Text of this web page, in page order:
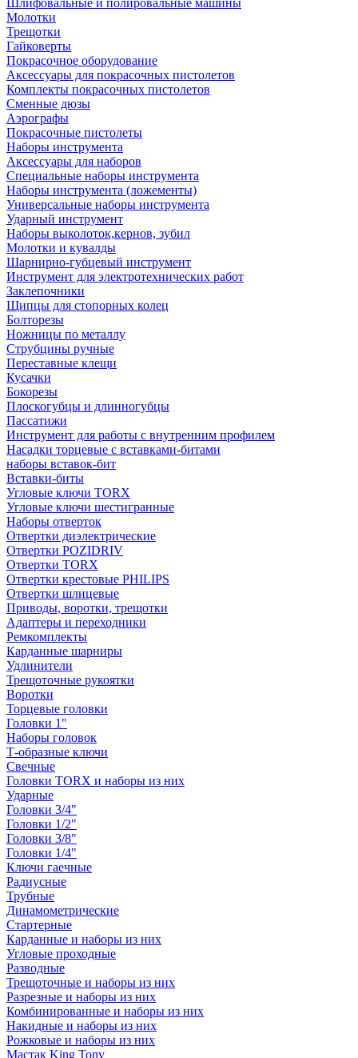
Шлифовальные и полировальные машины
Молотки
Трещотки
Гайковерты
Покрасочное оборудование
Аксессуары для покрасочных пистолетов
Комплекты покрасочных пистолетов
Сменные дюзы
Аэрографы
Покрасочные пистолеты
Наборы инструмента
Аксессуары для наборов
Специальные наборы инструмента
Наборы инструмента (ложементы)
Универсальные наборы инструмента
Ударный инструмент
Наборы выколоток,кернов, зубил
Молотки и кувалды
Шарнирно-губцевый инструмент
Инструмент для электротехнических работ
Заклепочники
Щипцы для стопорных колец
Болторезы
Ножницы по металлу
Струбцины ручные
Переставные клещи
Кусачки
Бокорезы
Плоскогубцы и длинногубцы
Пассатижи
Инструмент для работы с внутренним профилем
Насадки торцевые с вставками-битами
наборы вставок-бит
Вставки-биты
Угловые ключи TORX
Угловые ключи шестигранные
Наборы отверток
Отвертки диэлектрические
Отвертки POZIDRIV
Отвертки TORX
Отвертки крестовые PHILIPS
Отвертки шлицевые
Приводы, воротки, трещотки
Адаптеры и переходники
Ремкомплекты
Карданные шарниры
Удлинители
Трещоточные рукоятки
Воротки
Торцевые головки
Головки 1"
Наборы головок
Т-образные ключи
Свечные
Головки TORX и наборы из них
Ударные
Головки 3/4"
Головки 1/2"
Головки 3/8"
Головки 1/4"
Ключи гаечные
Радиусные
Трубные
Динамометрические
Стартерные
Карданные и наборы из них
Угловые проходные
Разводные
Трещоточные и наборы из них
Разрезные и наборы из них
Комбинированные и наборы из них
Накидные и наборы из них
Рожковые и наборы из них
Мастак King Tony